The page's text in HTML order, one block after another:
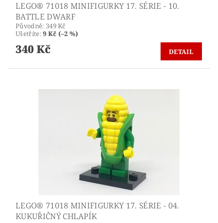
LEGO® 71018 MINIFIGURKY 17. SÉRIE - 10.
BATTLE DWARF
Původně: 349 Kč
Ušetříte:9 Kč (–2 %)
340 Kč DETAIL
LEGO® 71018 MINIFIGURKY 17. SÉRIE - 04.
KUKUŘIČNÝ CHLAPÍK